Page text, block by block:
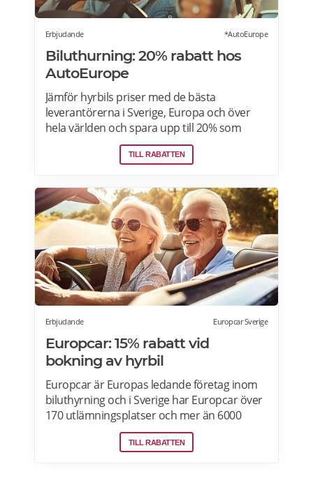
Erbjudande *AutoEurope
Biluthurning: 20% rabatt hos
AutoEurope
Jämför hyrbils priser med de bästa
leverantörerna i Sverige, Europa och över
hela världen och spara upp till 20% som
medlem! Upptäck speciella priser på Auto
TILL RABATTEN
Erbjudande Europcar Sverige
Europcar: 15% rabatt vid
bokning av hyrbil
Europcar är Europas ledande företag inom
biluthyrning och i Sverige har Europcar över
170 utlämningsplatser och mer än 6000
bilar. Ta del av våra aktuella erbjudanden
och läs mer om pensionärsrabatter hos
TILL RABATTEN